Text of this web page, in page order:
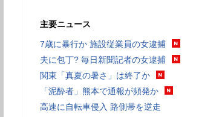
主要ニュース
7歳に暴行か 施設従業員の女逮捕
夫に包丁? 毎日新聞記者の女逮捕
関東「真夏の暑さ」は終了か
「泥酔者」熊本で通報が頻発か
高速に自転車侵入 路側帯を逆走